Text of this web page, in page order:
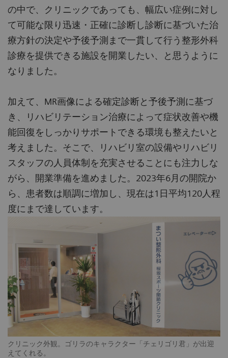
クリニック外観。ゴリラのキャラクター「チェリゴリ君」が出迎
えてくれる。
の中で、クリニックであっても、幅広い症例に対し
て可能な限り迅速・正確に診断し診断に基づいた治
療方針の決定や予後予測まで一貫して行う整形外科
診療を提供できる施設を開業したい、と思うように
なりました。
加えて、MR画像による確定診断と予後予測に基づ
き、リハビリテーション治療によって症状改善や機
能回復をしっかりサポートできる環境も整えたいと
考えました。そこで、リハビリ室の設備やリハビリ
スタッフの人員体制を充実させることにも注力しな
がら、開業準備を進めました。2023年6月の開院か
ら、患者数は順調に増加し、現在は1日平均120人程
度にまで達しています。